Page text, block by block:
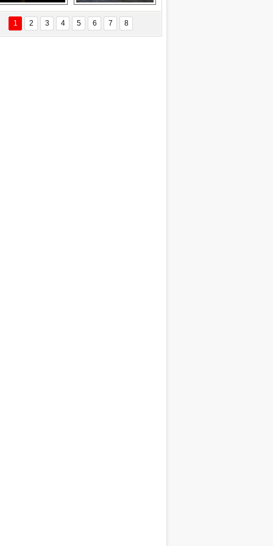
ÖZYANIK
Değişti?
Delta uçağına
yıldırım çarptı
Ford Focus RS
(2015)
1 2 3 4 5 6 7 8